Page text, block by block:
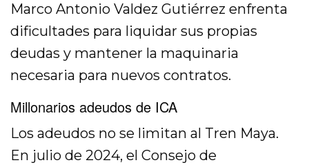
Marco Antonio Valdez Gutiérrez enfrenta
dificultades para liquidar sus propias
deudas y mantener la maquinaria
necesaria para nuevos contratos.
Millonarios adeudos de ICA
Los adeudos no se limitan al Tren Maya.
En julio de 2024, el Consejo de